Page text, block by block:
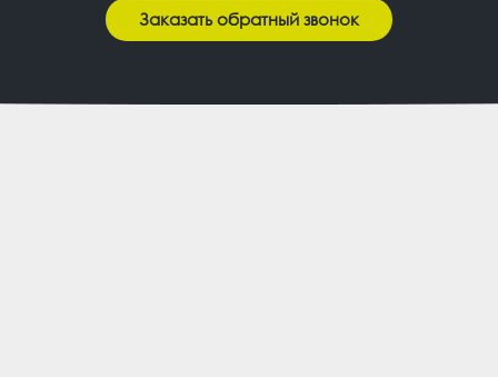
Заказать обратный звонок